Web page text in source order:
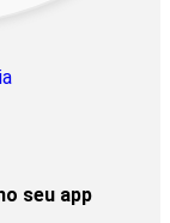
seu app